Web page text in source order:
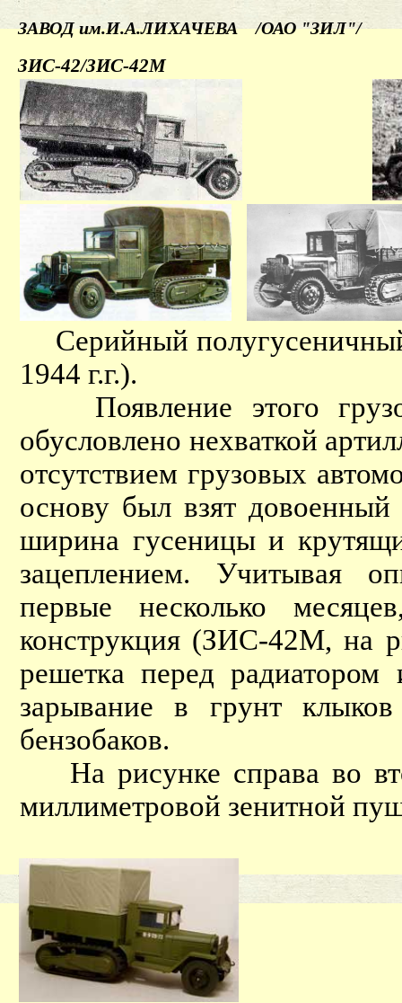
ЗАВОД им.И.А.ЛИХАЧЕВА /ОАО "ЗИЛ"/
ЗИС-42/ЗИС-42М
Серийный
1944 г.г.).
Появление этого
обусловлено нехваткой
отсутствием грузовых
основу был взят
ширина гусеницы и
зацеплением. Учитывая
первые несколько
конструкция (ЗИС-42М, на
решетка перед
зарывание в грунт
бензобаков.
На рисунке справа во
миллиметровой зенитной